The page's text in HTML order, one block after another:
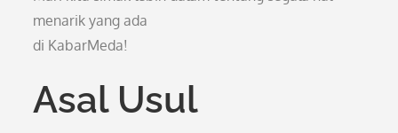
menarik yang ada
di KabarMeda!
Asal Usul